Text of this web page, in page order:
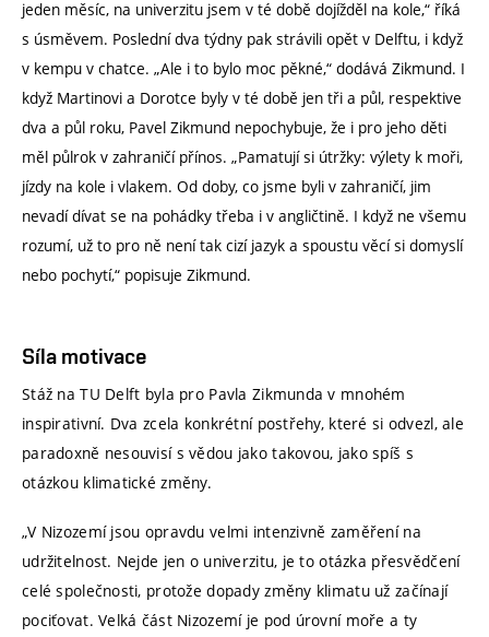
jeden měsíc, na univerzitu jsem v té době dojížděl na kole,“ říká
s úsměvem. Poslední dva týdny pak strávili opět v Delftu, i když
v kempu v chatce. „Ale i to bylo moc pěkné,“ dodává Zikmund. I
když Martinovi a Dorotce byly v té době jen tři a půl, respektive
dva a půl roku, Pavel Zikmund nepochybuje, že i pro jeho děti
měl půlrok v zahraničí přínos. „Pamatují si útržky: výlety k moři,
jízdy na kole i vlakem. Od doby, co jsme byli v zahraničí, jim
nevadí dívat se na pohádky třeba i v angličtině. I když ne všemu
rozumí, už to pro ně není tak cizí jazyk a spoustu věcí si domyslí
nebo pochytí,“ popisuje Zikmund.
Síla motivace
Stáž na TU Delft byla pro Pavla Zikmunda v mnohém
inspirativní. Dva zcela konkrétní postřehy, které si odvezl, ale
paradoxně nesouvisí s vědou jako takovou, jako spíš s
otázkou klimatické změny.
„V Nizozemí jsou opravdu velmi intenzivně zaměření na
udržitelnost. Nejde jen o univerzitu, je to otázka přesvědčení
celé společnosti, protože dopady změny klimatu už začínají
pociťovat. Velká část Nizozemí je pod úrovní moře a ty